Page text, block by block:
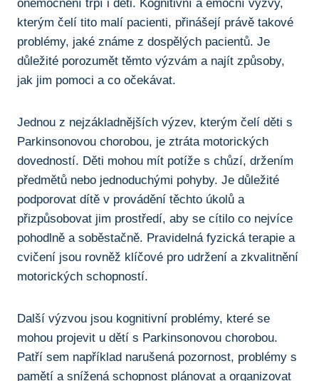
onemocnění trpí i ⁣děti. Kognitivní a ⁤emoční výzvy,
kterým čelí tito malí⁤ pacienti, přinášejí ‍právě takové
problémy, jaké známe z dospělých‌ pacientů. ‍Je
důležité porozumět těmto výzvám a najít ‍způsoby,
jak jim pomoci a co ⁤očekávat.
Jednou z nejzákladnějších výzev,​ kterým čelí děti ⁢s⁢
Parkinsonovou⁢ chorobou, je ztráta⁣ motorických‍
dovedností. Děti mohou mít potíže ‍s ⁤chůzí,‍ držením
předmětů nebo jednoduchými pohyby. Je důležité
podporovat dítě v provádění těchto úkolů ⁤a
⁣přizpůsobovat jim prostředí, aby se​ cítilo co nejvíce
⁢pohodlně a soběstačně.‍ Pravidelná fyzická terapie a ​
cvičení⁣ jsou⁢ rovněž klíčové pro udržení a zkvalitnění
motorických schopností.
Další výzvou jsou kognitivní problémy, které se
⁣mohou⁤ projevit⁢ u ‌dětí s Parkinsonovou chorobou. ​
Patří ⁣sem‍ například narušená pozornost, problémy s‍
pamětí⁢ a snížená schopnost plánovat a‌ organizovat